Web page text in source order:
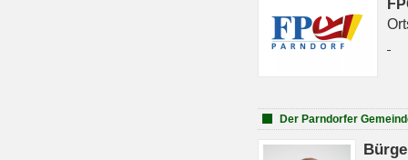
Der Parndorfer